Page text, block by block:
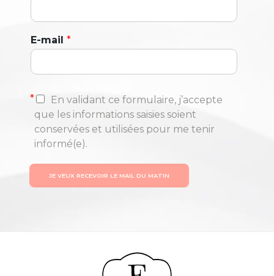
E-mail *
*
En validant ce formulaire, j’accepte
que les informations saisies soient
conservées et utilisées pour me tenir
informé(e).
JE VEUX RECEVOIR LE MAIL DU MATIN